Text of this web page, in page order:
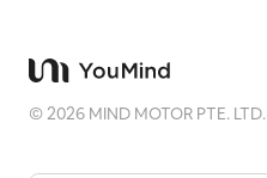
©2026 MIND MOTOR PTE. LTD.